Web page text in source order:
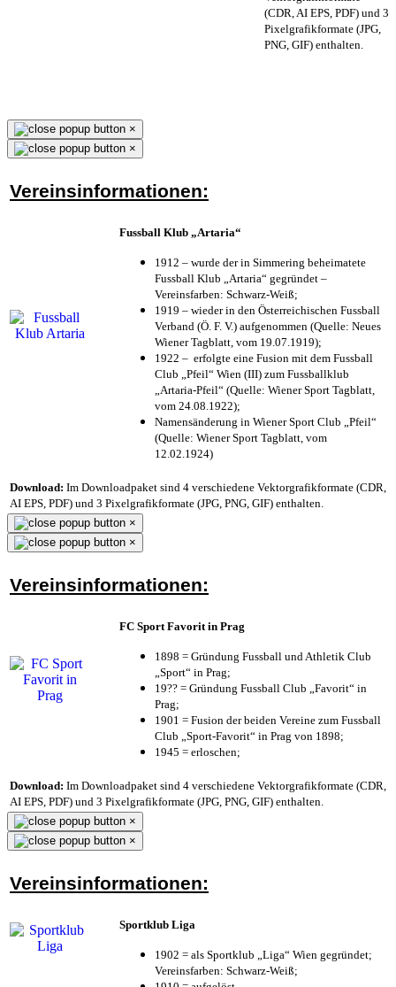
(CDR, AI EPS, PDF) und 3
Pixelgrafikformate (JPG,
PNG, GIF) enthalten.
×
×
Vereinsinformationen:
Fussball Klub „Artaria“
1912 – wurde der in Simmering beheimatete
Fussball Klub „Artaria“ gegründet –
Vereinsfarben: Schwarz-Weiß;
1919 – wieder in den Österreichischen Fussball
Verband (Ö. F. V.) aufgenommen (Quelle: Neues
Wiener Tagblatt, vom 19.07.1919);
1922 – erfolgte eine Fusion mit dem Fussball
Club „Pfeil“ Wien (III) zum Fussballklub
„Artaria-Pfeil“ (Quelle: Wiener Sport Tagblatt,
vom 24.08.1922);
Namensänderung in Wiener Sport Club „Pfeil“
(Quelle: Wiener Sport Tagblatt, vom
12.02.1924)
Download: Im Downloadpaket sind 4 verschiedene Vektorgrafikformate (CDR,
AI EPS, PDF) und 3 Pixelgrafikformate (JPG, PNG, GIF) enthalten.
×
×
Vereinsinformationen:
FC Sport Favorit in Prag
1898 = Gründung Fussball und Athletik Club
„Sport“ in Prag;
19?? = Gründung Fussball Club „Favorit“ in
Prag;
1901 = Fusion der beiden Vereine zum Fussball
Club „Sport-Favorit“ in Prag von 1898;
1945 = erloschen;
Download: Im Downloadpaket sind 4 verschiedene Vektorgrafikformate (CDR,
AI EPS, PDF) und 3 Pixelgrafikformate (JPG, PNG, GIF) enthalten.
×
×
Vereinsinformationen:
Sportklub Liga
1902 = als Sportklub „Liga“ Wien gegründet;
Vereinsfarben: Schwarz-Weiß;